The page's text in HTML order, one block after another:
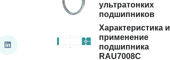
ультратонких
подшипников
Характеристика и
применение
подшипника
RAU7008C